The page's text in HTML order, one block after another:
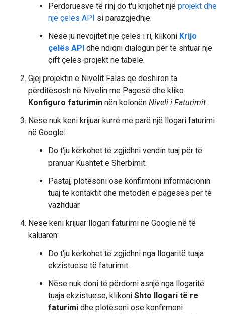
Përdoruesve të rinj do t'u krijohet një projekt dhe
një çelës API si parazgjedhje.
Nëse ju nevojitet një çelës i ri, klikoni Krijo
çelës API dhe ndiqni dialogun për të shtuar një
çift çelës-projekt në tabelë.
Gjej projektin e Nivelit Falas që dëshiron ta
përditësosh në Nivelin me Pagesë dhe kliko
Konfiguro faturimin nën kolonën Niveli i Faturimit .
Nëse nuk keni krijuar kurrë më parë një llogari faturimi
në Google:
Do t'ju kërkohet të zgjidhni vendin tuaj për të
pranuar Kushtet e Shërbimit.
Pastaj, plotësoni ose konfirmoni informacionin
tuaj të kontaktit dhe metodën e pagesës për të
vazhduar.
Nëse keni krijuar llogari faturimi në Google në të
kaluarën:
Do t'ju kërkohet të zgjidhni nga llogaritë tuaja
ekzistuese të faturimit.
Nëse nuk doni të përdorni asnjë nga llogaritë
tuaja ekzistuese, klikoni Shto llogari të re
faturimi dhe plotësoni ose konfirmoni